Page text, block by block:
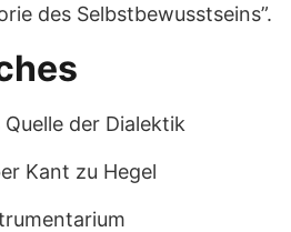
des Selbstbewusstseins”.
der Dialektik
Kant zu Hegel